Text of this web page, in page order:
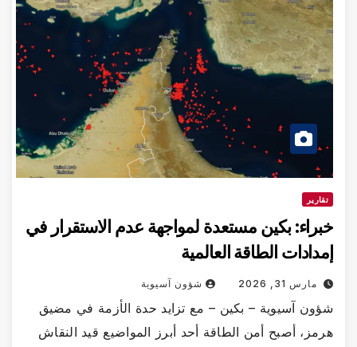
تقارير
خبراء: بكين مستعدة لمواجهة عدم الاستقرار في
إمدادات الطاقة العالمية
مارس 31, 2026 شؤون آسيوية
شؤون آسيوية – بكين – مع تزايد حدة الأزمة في مضيق
هرمز، أصبح أمن الطاقة أحد أبرز المواضيع قيد النقاش